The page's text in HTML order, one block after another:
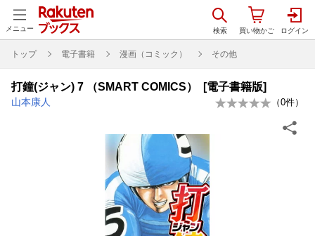
メニュー
トップ 電子書籍 漫画（コミック） その他
打鐘(ジャン) 7 （SMART COMICS） [電子書籍版]
山本康人 （0件）